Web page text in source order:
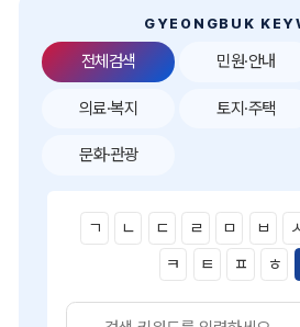
공공
GYEONGBUK
전체검색
ㄱ ㄴ ㄷ ㄹ ㅁ ㅂ
ㅋ
ㅌ ㅍ ㅎ
민원·안내
의료·복지 토지·주택
문화·관광